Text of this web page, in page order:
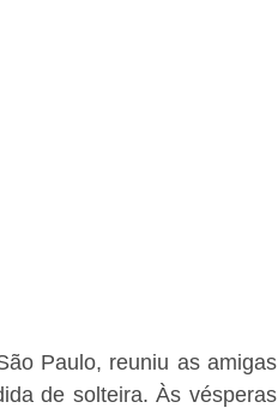
Paulo, reuniu as amigas
de solteira. Às vésperas